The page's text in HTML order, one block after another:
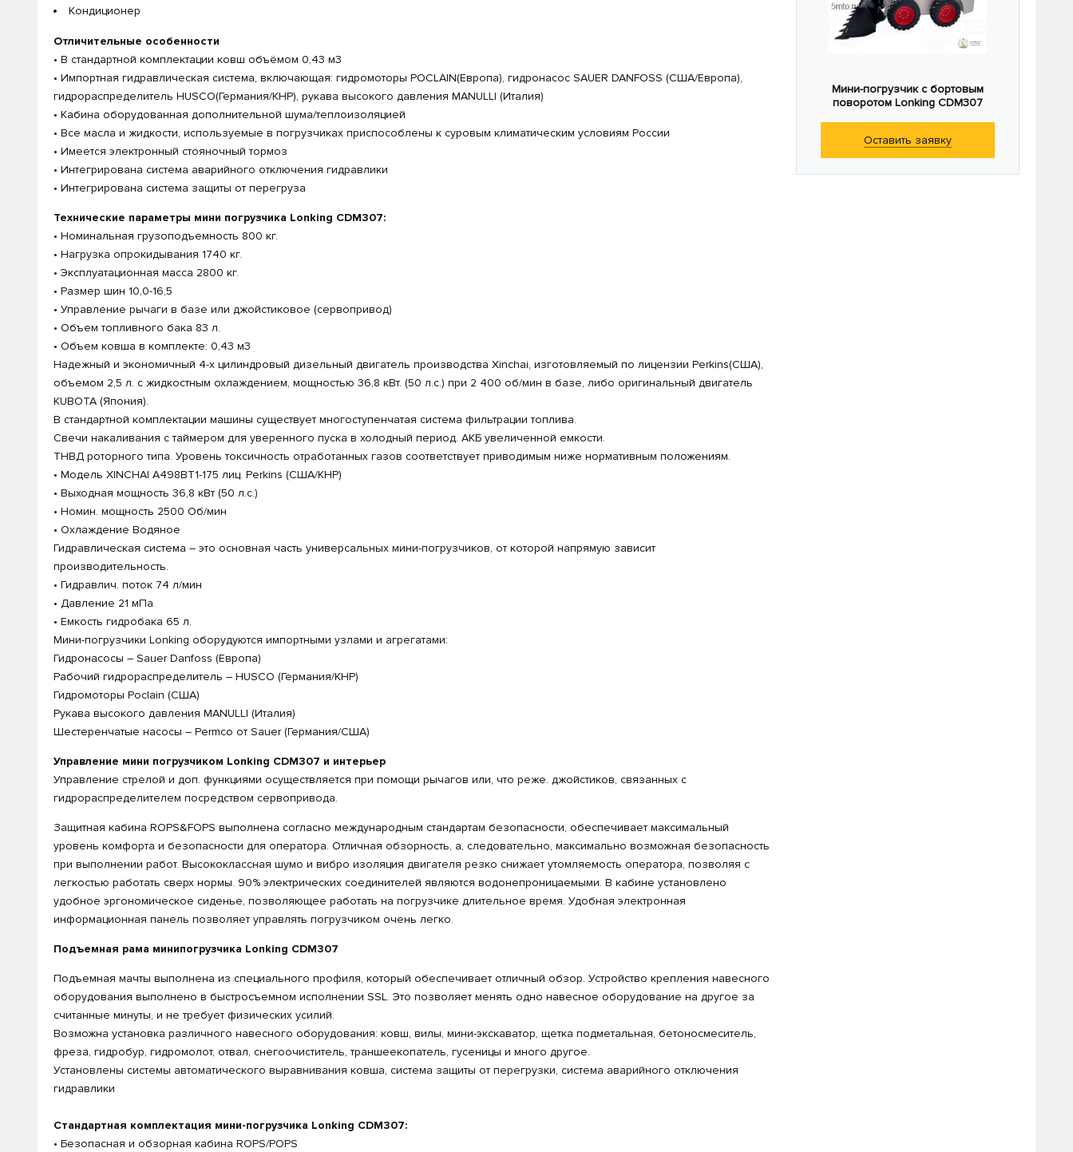
Кондиционер
Отличительные особенности
• В стандартной комплектации ковш объёмом 0,43 м3
• Импортная гидравлическая система, включающая: гидромоторы POCLAIN(Европа), гидронасос SAUER DANFOSS (США/Европа),
гидрораспределитель HUSCO(Германия/КНР), рукава высокого давления MANULLI (Италия)
• Кабина оборудованная дополнительной шума/теплоизоляцией
• Все масла и жидкости, используемые в погрузчиках приспособлены к суровым климатическим условиям России
• Имеется электронный стояночный тормоз
• Интегрирована система аварийного отключения гидравлики
• Интегрирована система защиты от перегруза
Технические параметры мини погрузчика Lonking CDM307:
• Номинальная грузоподъемность 800 кг.
• Нагрузка опрокидывания 1740 кг.
• Эксплуатационная масса 2800 кг.
• Размер шин 10,0-16,5
• Управление рычаги в базе или джойстиковое (сервопривод)
• Объем топливного бака 83 л.
• Объем ковша в комплекте: 0,43 м3
Надежный и экономичный 4-х цилиндровый дизельный двигатель производства Xinchai, изготовляемый по лицензии Perkins(США),
объемом 2,5 л. с жидкостным охлаждением, мощностью 36,8 кВт. (50 л.с.) при 2 400 об/мин в базе, либо оригинальный двигатель
KUBOTA (Япония).
В стандартной комплектации машины существует многоступенчатая система фильтрации топлива.
Свечи накаливания с таймером для уверенного пуска в холодный период. АКБ увеличенной емкости.
ТНВД роторного типа. Уровень токсичность отработанных газов соответствует приводимым ниже нормативным положениям.
• Модель XINCHAI A498BT1-175 лиц. Perkins (США/КНР)
• Выходная мощность 36,8 кВт (50 л.с.)
• Номин. мощность 2500 Об/мин
• Охлаждение Водяное
Гидравлическая система – это основная часть универсальных мини-погрузчиков, от которой напрямую зависит
производительность.
• Гидравлич. поток 74 л/мин
• Давление 21 мПа
• Емкость гидробака 65 л.
Мини-погрузчики Lonking оборудуются импортными узлами и агрегатами:
Гидронасосы – Sauer Danfoss (Европа)
Рабочий гидрораспределитель – HUSCO (Германия/КНР)
Гидромоторы Poclain (США)
Рукава высокого давления MANULLI (Италия)
Шестеренчатые насосы – Permco от Sauer (Германия/США)
Управление мини погрузчиком Lonking CDM307 и интерьер
Управление стрелой и доп. функциями осуществляется при помощи рычагов или, что реже. джойстиков, связанных с
гидрораспределителем посредством сервопривода.
Защитная кабина ROPS&FOPS выполнена согласно международным стандартам безопасности, обеспечивает максимальный
уровень комфорта и безопасности для оператора. Отличная обзорность, а, следовательно, максимально возможная безопасность
при выполнении работ. Высококлассная шумо и вибро изоляция двигателя резко снижает утомляемость оператора, позволяя с
легкостью работать сверх нормы. 90% электрических соединителей являются водонепроницаемыми. В кабине установлено
удобное эргономическое сиденье, позволяющее работать на погрузчике длительное время. Удобная электронная
информационная панель позволяет управлять погрузчиком очень легко.
Подъемная рама минипогрузчика Lonking CDM307
Подъемная мачты выполнена из специального профиля, который обеспечивает отличный обзор. Устройство крепления навесного
оборудования выполнено в быстросъемном исполнении SSL. Это позволяет менять одно навесное оборудование на другое за
считанные минуты, и не требует физических усилий.
Возможна установка различного навесного оборудования: ковш, вилы, мини-экскаватор, щетка подметальная, бетоносмеситель,
фреза, гидробур, гидромолот, отвал, снегоочиститель, траншеекопатель, гусеницы и много другое.
Установлены системы автоматического выравнивания ковша, система защиты от перегрузки, система аварийного отключения
гидравлики
Стандартная комплектация мини-погрузчика Lonking CDM307:
• Безопасная и обзорная кабина ROPS/POPS
Мини-погрузчик с бортовым
поворотом Lonking CDM307
Оставить заявку